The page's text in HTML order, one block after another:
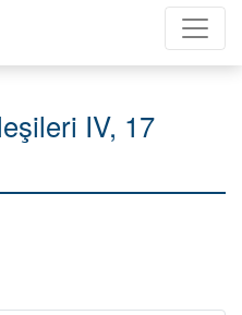
IV, 17